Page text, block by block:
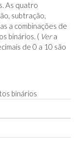
As quatro
subtração,
a combinações de
binários. ( Vera
de 0 a 10 são
binários